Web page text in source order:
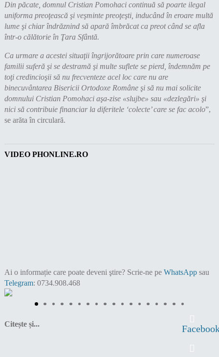
Din păcate, domnul Cristian Pomohaci continuă să poarte ilegal
uniforma preoţească şi veşminte preoţeşti, inducând în eroare multă
lume şi chiar îndrăznind să apară îmbrăcat ca preot când se afla
într-o călătorie în Ţara Sfântă.
Ca urmare a acestei situaţii îngrijorătoare prin care numeroase
familii suferă şi se destramă şi multe suflete se pierd, îndemnăm pe
toţi credincioşii să nu frecventeze acel loc care nu are
binecuvântarea Bisericii Ortodoxe Române şi să nu mai solicite
domnului Cristian Pomohaci aşa-zise «slujbe» sau «dezlegări» şi
nici să contribuie financiar la diferitele ‘colecte’ care se fac acolo”,
se arăta în circulară.
VIDEO PHONLINE.RO
Ai o informație care poate deveni ştire? Scrie-ne pe WhatsAppsau
Telegram: 0734.908.468
Citește și...